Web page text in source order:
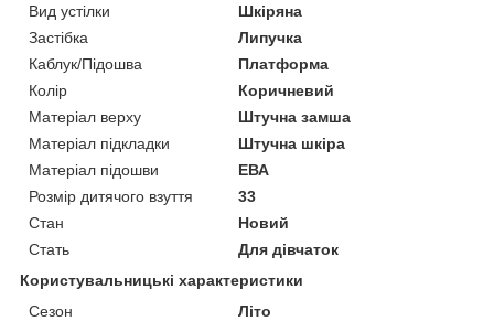
Вид устілки
Шкіряна
Застібка
Липучка
Каблук/Підошва
Платформа
Колір
Коричневий
Матеріал верху
Штучна замша
Матеріал підкладки
Штучна шкіра
Матеріал підошви
ЕВА
Розмір дитячого взуття
33
Стан
Новий
Стать
Для дівчаток
Користувальницькі характеристики
Сезон
Літо